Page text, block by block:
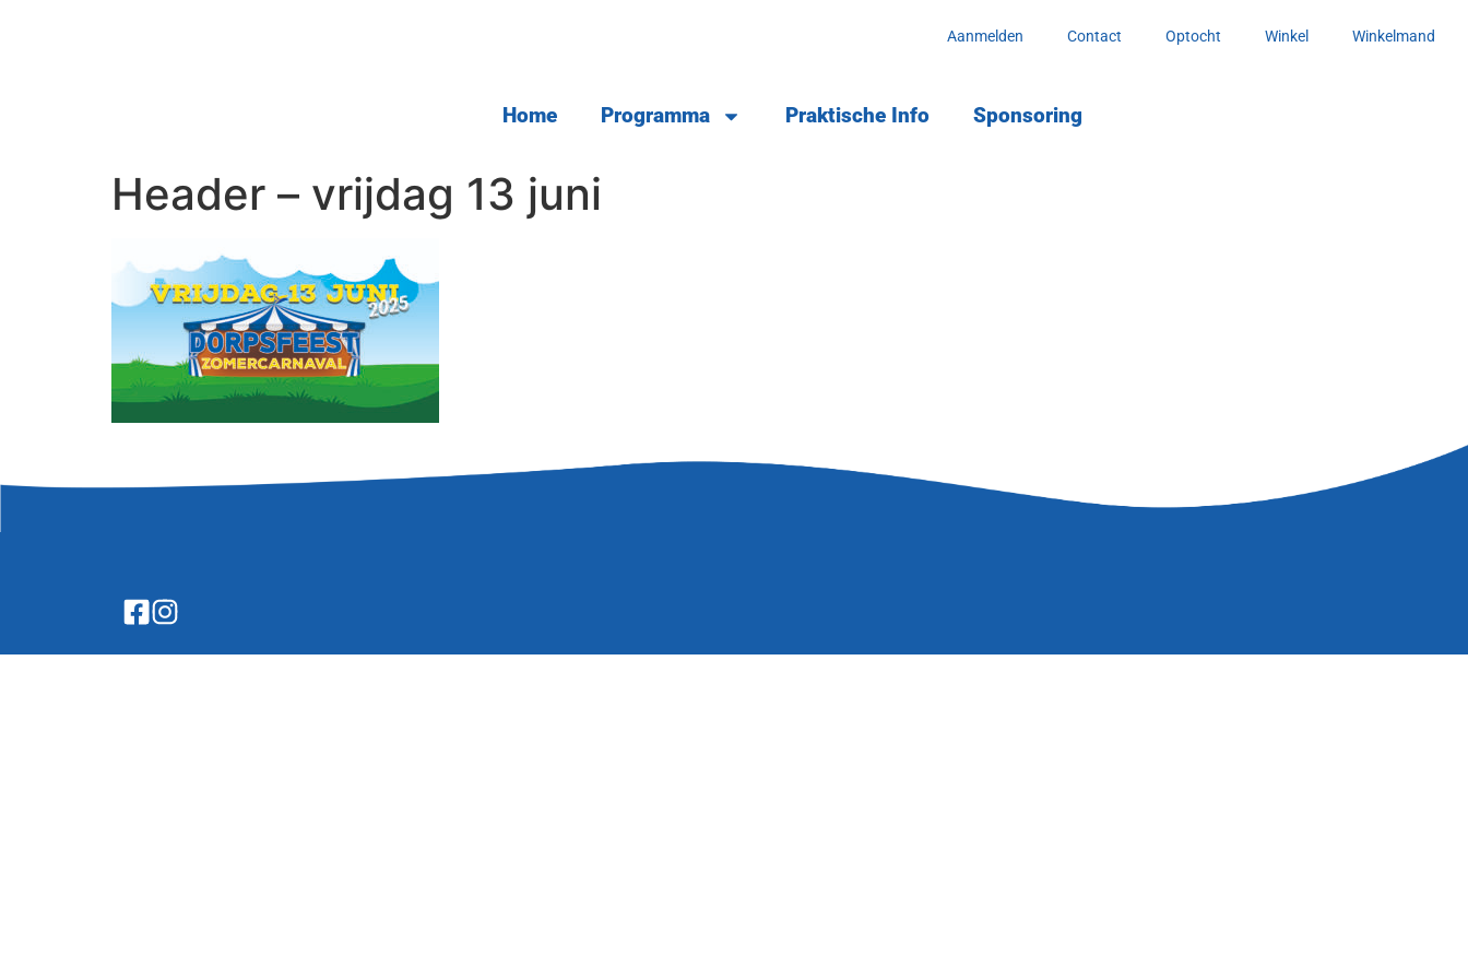
Aanmelden Contact Optocht Winkel Winkelmand
Home Programma Praktische Info Sponsoring
Header – vrijdag 13 juni